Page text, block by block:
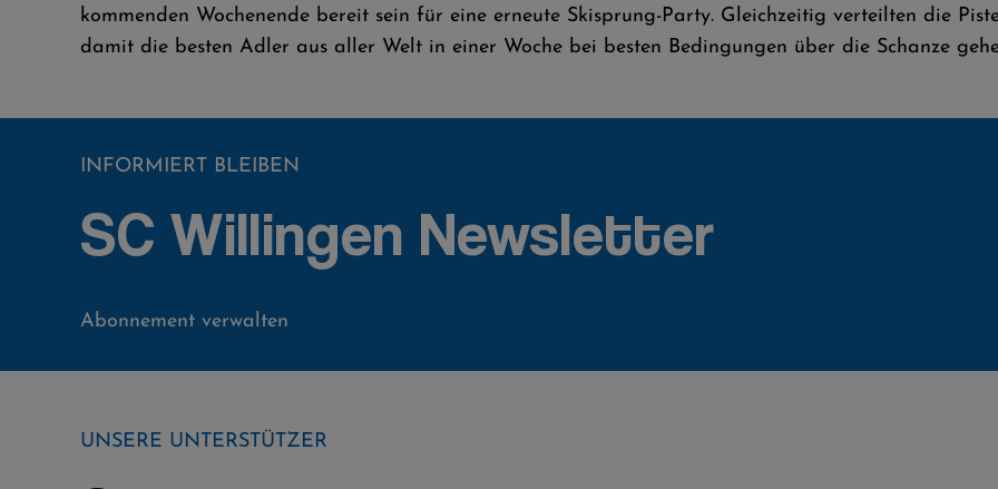
kommenden Wochenende bereit sein für eine erneute Skisprung-Party. Gleichzeitig verteilten die
damit die besten Adler aus aller Welt in einer Woche bei besten Bedingungen über die Schanze
INFORMIERT BLEIBEN
SC Willingen Newsletter
Abonnement verwalten
UNSERE UNTERSTÜTZER